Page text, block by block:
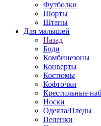
Футболки
Шорты
Штаны
Для малышей
Назад
Боди
Комбинезоны
Конверты
Костюмы
Кофточки
Крестильные
Носки
Одеяла/Пледы
Пеленки